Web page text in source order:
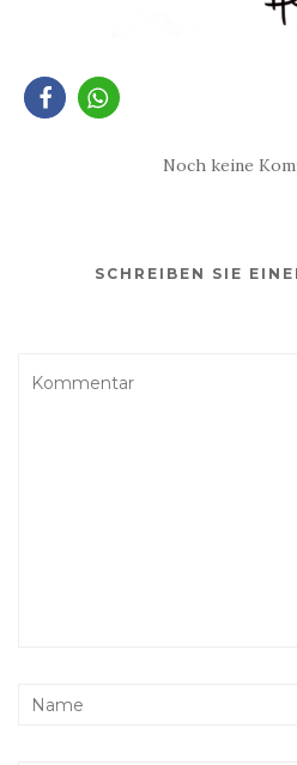
Noch keine
SCHREIBEN SIE